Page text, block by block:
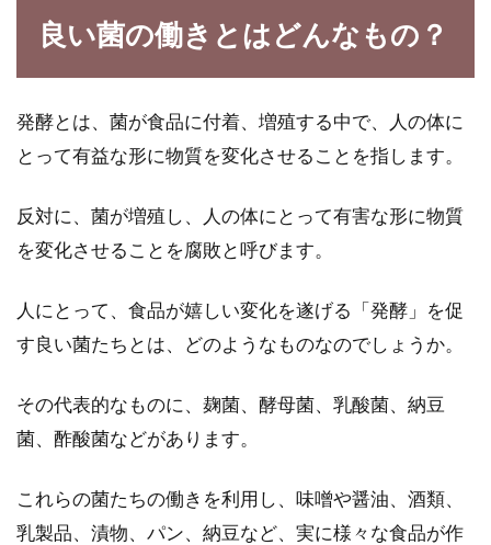
パックでおいしい味噌汁を
汁。だしの効いた味噌汁はおいしく、心も体も
温...
玄米を茶碗一杯食べたい！そのため
玄米は栄養豊富な食品でもありおいしいごはん
て食べたいで...
玄米をフライパンで炒るだけ！栄養
満点「炒り玄米」のご紹介
良い菌の働きとはどんなもの？
発酵とは、菌が食品に付着、増殖する中で、人の体に
とって有益な形に物質を変化させることを指します。
反対に、菌が増殖し、人の体にとって有害な形に物質
を変化させることを腐敗と呼びます。
人にとって、食品が嬉しい変化を遂げる「発酵」を促
す良い菌たちとは、どのようなものなのでしょうか。
その代表的なものに、麹菌、酵母菌、乳酸菌、納豆
菌、酢酸菌などがあります。
これらの菌たちの働きを利用し、味噌や醤油、酒類、
乳製品、漬物、パン、納豆など、実に様々な食品が作